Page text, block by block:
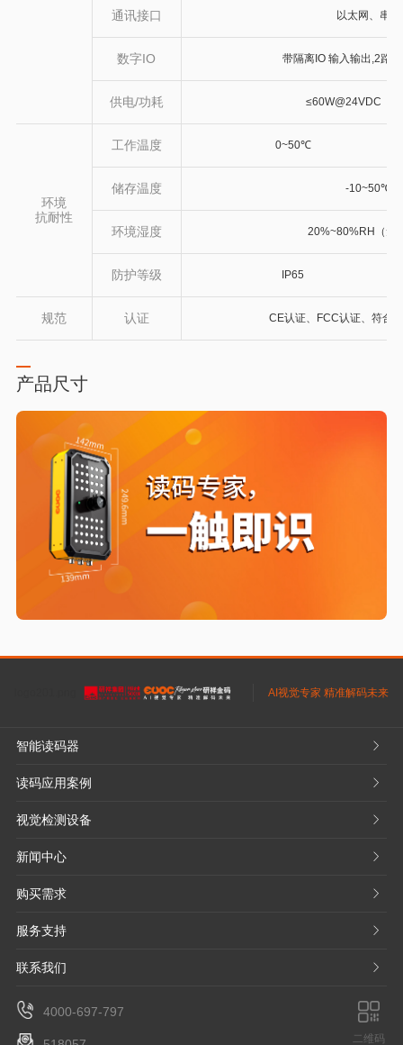
通讯接口 以太网、串口
数字IO 带隔离IO 输入输出,2路
供电/功耗 ≤60W@24VDC（
环境
抗耐性
工作温度 0~50℃
储存温度 -10~50℃
环境湿度 20%~80%RH（无
防护等级 IP65
规范 认证 CE认证、FCC认证、符合
产品尺寸
AI视觉专家 精准解码未来
智能读码器 𐃮
读码应用案例 𐃮
视觉检测设备 𐃮
新闻中心 𐃮
购买需求 𐃮
服务支持 𐃮
联系我们 𐃮
4000-697-797
二维码